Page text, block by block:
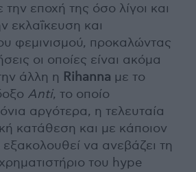
εποχή της όσο λίγοι και
εκλαΐκευση και
φεμινισμού, προκαλώντας
οι οποίες είναι ακόμα
άλλη η Rihanna με το
Anti, το οποίο
αργότερα, η τελευταία
κατάθεση και με κάποιον
να ανεβάζει τη
του hype